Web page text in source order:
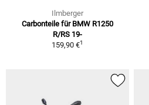
Ilmberger
Carbonteile für BMW R1250
R/RS 19-
159,90 €1